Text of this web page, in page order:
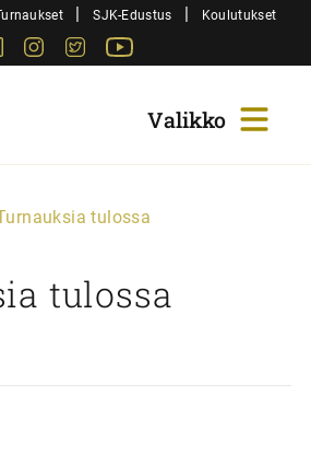
| SJK-Edustus | Koulutukset
FacebookInstagram
Twitter
tulossa
tulossa